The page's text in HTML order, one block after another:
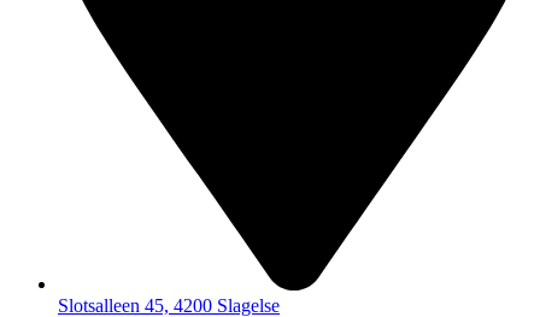
Slotsalleen 45, 4200 Slagelse